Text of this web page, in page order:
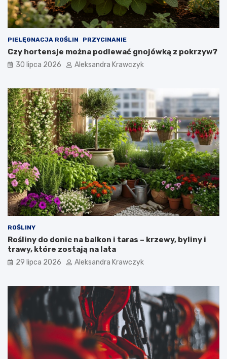
PIELĘGNACJA ROŚLIN PRZYCINANIE
Czy hortensje można podlewać gnojówką z pokrzyw?
30 lipca 2026 Aleksandra Krawczyk
ROŚLINY
Rośliny do donic na balkon i taras – krzewy, byliny i
trawy, które zostają na lata
29 lipca 2026 Aleksandra Krawczyk